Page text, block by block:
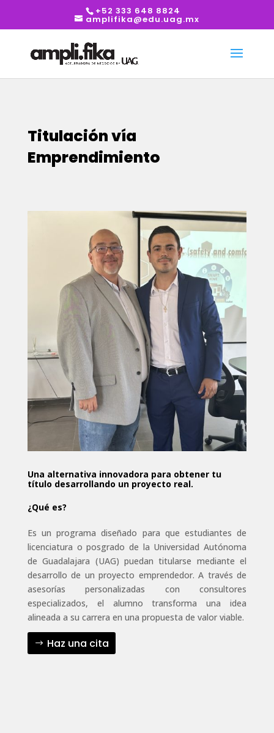
+52 333 648 8824
amplifika@edu.uag.mx
Titulación vía
Emprendimiento
Una alternativa innovadora para obtener tu
título desarrollando un proyecto real.
¿Qué es?
Es un programa diseñado para que estudiantes de
licenciatura o posgrado de la Universidad Autónoma
de Guadalajara (UAG) puedan titularse mediante el
desarrollo de un proyecto emprendedor. A través de
asesorías personalizadas con consultores
especializados, el alumno transforma una idea
alineada a su carrera en una propuesta de valor viable.
Haz una cita